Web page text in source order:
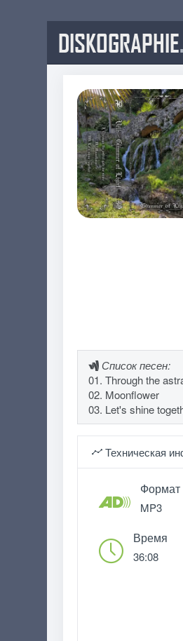
DISKOGRAPHIE
Список песен:
01. Through the
02. Moonflower
03. Let's shine
Техническая
Формат
MP3
Время
36:08